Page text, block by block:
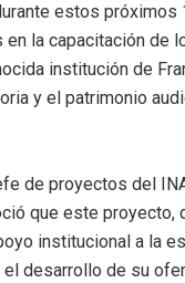
estos
en la capacitación de
institución de
y el patrimonio
de proyectos del
que este proyecto,
institucional a la
el desarrollo de su